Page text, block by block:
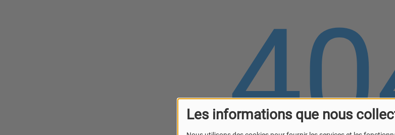
Les informations que nous